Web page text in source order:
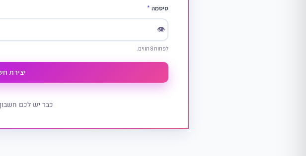
סיסמה *
👁
לפחות 8 תווים.
יצירת
כבר יש לכם